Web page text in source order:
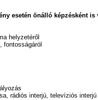
esetén önálló képzésként is
helyzetéről
fontosságáról
rádiós interjú, televíziós interjú